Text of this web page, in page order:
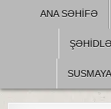
ANA SƏHİFƏ